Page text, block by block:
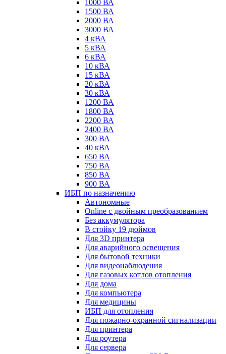
1000 ВА
1500 ВА
2000 ВА
3000 ВА
4 кВА
5 кВА
6 кВА
10 кВА
15 кВА
20 кВА
30 кВА
1200 ВА
1800 ВА
2200 ВА
2400 ВА
300 ВА
40 кВА
650 ВА
750 ВА
850 ВА
900 ВА
ИБП по назначению
Автономные
Online с двойным преобразованием
Без аккумулятора
В стойку 19 дюймов
Для 3D принтера
Для аварийного освещения
Для бытовой техники
Для видеонаблюдения
Для газовых котлов отопления
Для дома
Для компьютера
Для медицины
ИБП для отопления
Для пожарно-охранной сигнализации
Для принтера
Для роутера
Для сервера